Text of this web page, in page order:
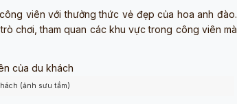
viên với thưởng thức vẻ đẹp của hoa anh đào.
chơi, tham quan các khu vực trong công viên mà
(ảnh sưu tầm)